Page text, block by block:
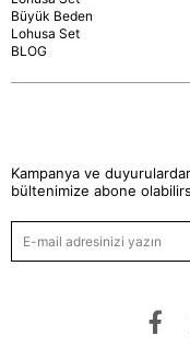
Büyük Beden
Lohusa Set
BLOG
Kampanya ve
bültenimize abone